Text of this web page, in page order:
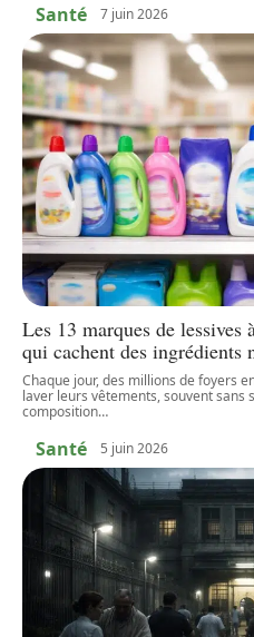
Santé 7 juin 2026
Les 13 marques de
qui cachent des ingrédients
Chaque jour, des millions de foyers
laver leurs vêtements, souvent sans
composition…
Santé 5 juin 2026